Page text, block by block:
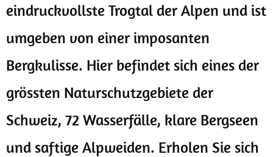
eindruckvollste Trogtal der Alpen und ist
umgeben von einer imposanten
Bergkulisse. Hier befindet sich eines der
grössten Naturschutzgebiete der
Schweiz, 72 Wasserfälle, klare Bergseen
und saftige Alpweiden. Erholen Sie sich